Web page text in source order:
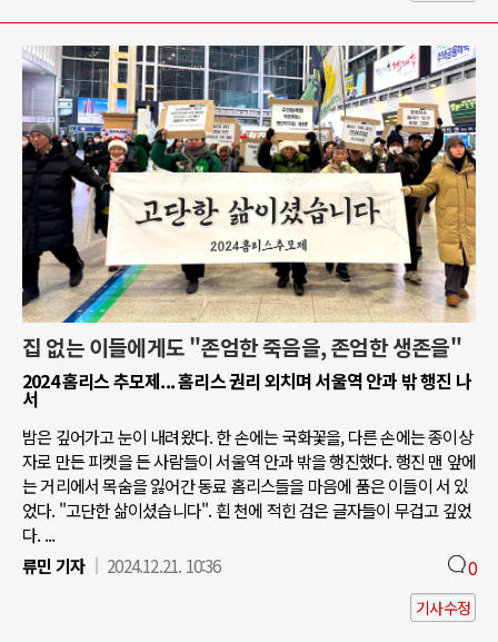
집 없는 이들에게도 "존엄한 죽음을, 존엄한 생존을"
2024 홈리스 추모제... 홈리스 권리 외치며 서울역 안과 밖 행진 나
서
밤은 깊어가고 눈이 내려왔다. 한 손에는 국화꽃을, 다른 손에는 종이상
자로 만든 피켓을 든 사람들이 서울역 안과 밖을 행진했다. 행진 맨 앞에
는 거리에서 목숨을 잃어간 동료 홈리스들을 마음에 품은 이들이 서 있
었다. "고단한 삶이셨습니다". 흰 천에 적힌 검은 글자들이 무겁고 깊었
다. ...
류민 기자
2024.12.21. 10:36 0
기사수정